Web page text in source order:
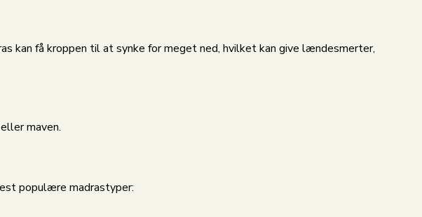
kan få kroppen til at synke for meget ned, hvilket kan give lændesmerter,
maven.
populære madrastyper: